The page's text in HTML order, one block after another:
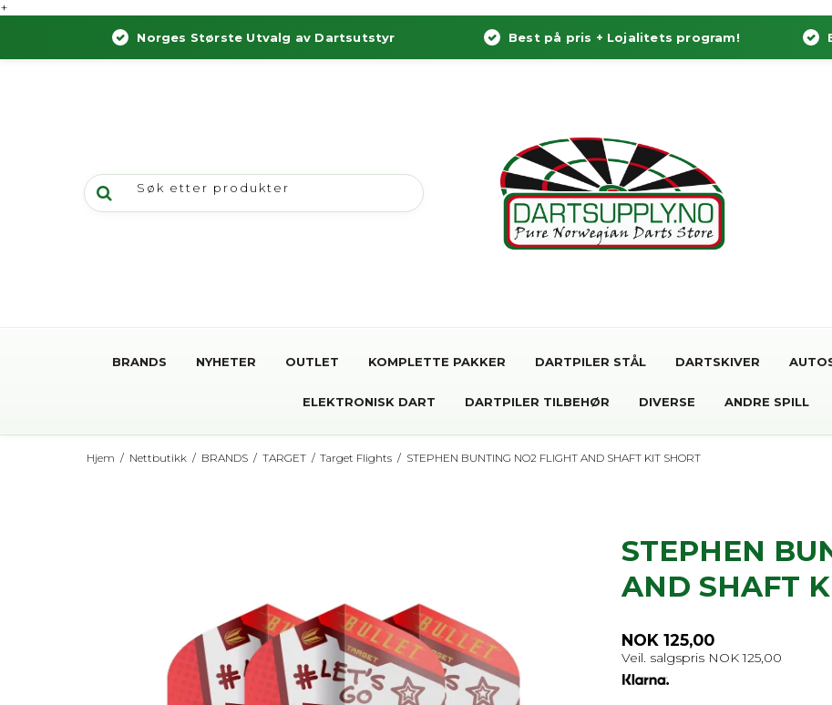
+
Norges Største Utvalg av Dartsutstyr Best på pris + Lojalitets program!
BRANDS NYHETER OUTLET KOMPLETTE PAKKER DARTPILER STÅL DARTSKIVER
ELEKTRONISK DART DARTPILER TILBEHØR DIVERSE ANDRE SPILL
Hjem / Nettbutikk / BRANDS / TARGET / Target Flights / STEPHEN BUNTING NO2 FLIGHT AND SHAFT KIT SHORT
STEPHEN
AND SHAFT
NOK 125,00
Veil. salgspris NOK 125,00